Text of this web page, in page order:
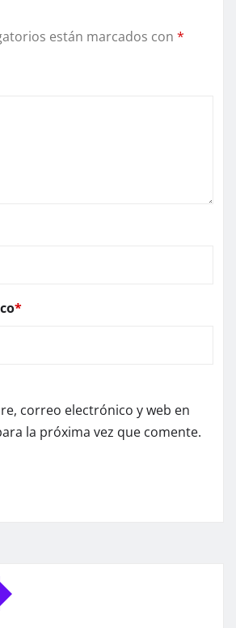
están marcados con *
*
correo electrónico y web en
la próxima vez que comente.